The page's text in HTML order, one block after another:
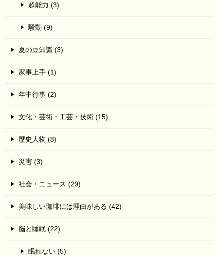
超能力 (3)
騒動 (9)
夏の豆知識 (3)
家事上手 (1)
年中行事 (2)
文化・芸術・工芸・技術 (15)
歴史人物 (8)
災害 (3)
社会・ニュース (29)
美味しい珈琲には理由がある (42)
脳と睡眠 (22)
眠れない (5)